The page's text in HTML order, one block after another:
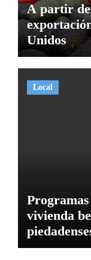
A partir de
Unidos
Local
vivienda